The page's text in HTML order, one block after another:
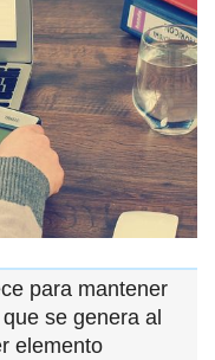
para mantener
se genera al
elemento